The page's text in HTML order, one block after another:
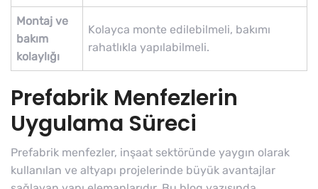
Montaj ve
bakım
kolaylığı
Kolayca monte edilebilmeli, bakımı
rahatlıkla yapılabilmeli.
Prefabrik Menfezlerin
Uygulama Süreci
Prefabrik menfezler, inşaat sektöründe yaygın olarak
kullanılan ve altyapı projelerinde büyük avantajlar